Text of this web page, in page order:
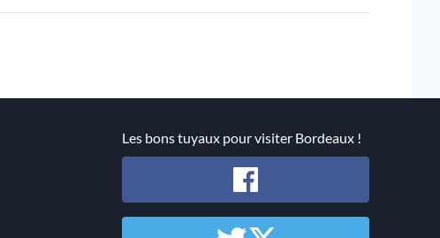
Les bons tuyaux pour visiter Bordeaux !